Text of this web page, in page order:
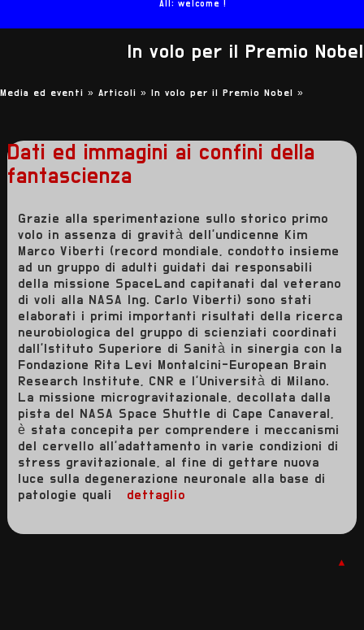
All: welcome !
In volo per il Premio Nobel
Media ed eventi » Articoli » In volo per il Premio Nobel »
Dati ed immagini ai confini della
fantascienza
Grazie alla sperimentazione sullo storico primo
volo in assenza di gravità dell'undicenne Kim
Marco Viberti (record mondiale, condotto insieme
ad un gruppo di adulti guidati dai responsabili
della missione SpaceLand capitanati dal veterano
di voli alla NASA Ing. Carlo Viberti) sono stati
elaborati i primi importanti risultati della ricerca
neurobiologica del gruppo di scienziati coordinati
dall'Istituto Superiore di Sanità in sinergia con la
Fondazione Rita Levi Montalcini-European Brain
Research Institute, CNR e l'Università di Milano.
La missione microgravitazionale, decollata dalla
pista del NASA Space Shuttle di Cape Canaveral,
è stata concepita per comprendere i meccanismi
del cervello all'adattamento in varie condizioni di
stress gravitazionale, al fine di gettare nuova
luce sulla degenerazione neuronale alla base di
patologie quali dettaglio
▲